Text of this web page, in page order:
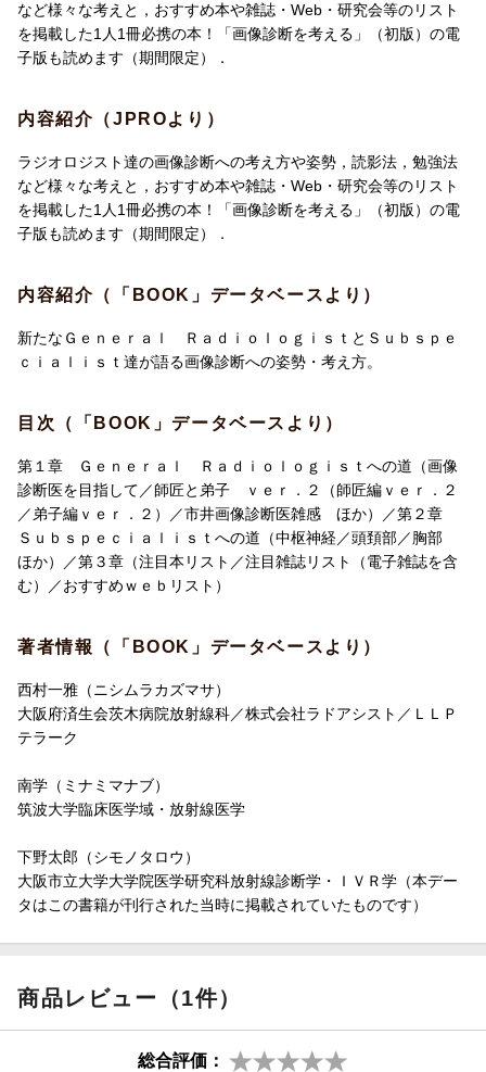
など様々な考えと，おすすめ本や雑誌・Web・研究会等のリスト
を掲載した1人1冊必携の本！「画像診断を考える」（初版）の電
子版も読めます（期間限定）．
内容紹介（JPROより）
ラジオロジスト達の画像診断への考え方や姿勢，読影法，勉強法
など様々な考えと，おすすめ本や雑誌・Web・研究会等のリスト
を掲載した1人1冊必携の本！「画像診断を考える」（初版）の電
子版も読めます（期間限定）．
内容紹介（「BOOK」データベースより）
新たなＧｅｎｅｒａｌ ＲａｄｉｏｌｏｇｉｓｔとＳｕｂｓｐｅ
ｃｉａｌｉｓｔ達が語る画像診断への姿勢・考え方。
目次（「BOOK」データベースより）
第１章 Ｇｅｎｅｒａｌ Ｒａｄｉｏｌｏｇｉｓｔへの道（画像
診断医を目指して／師匠と弟子 ｖｅｒ．２（師匠編ｖｅｒ．２
／弟子編ｖｅｒ．２）／市井画像診断医雑感 ほか）／第２章
Ｓｕｂｓｐｅｃｉａｌｉｓｔへの道（中枢神経／頭頚部／胸部
ほか）／第３章（注目本リスト／注目雑誌リスト（電子雑誌を含
む）／おすすめｗｅｂリスト）
著者情報（「BOOK」データベースより）
西村一雅（ニシムラカズマサ）
大阪府済生会茨木病院放射線科／株式会社ラドアシスト／ＬＬＰ
テラーク
南学（ミナミマナブ）
筑波大学臨床医学域・放射線医学
下野太郎（シモノタロウ）
大阪市立大学大学院医学研究科放射線診断学・ＩＶＲ学（本デー
タはこの書籍が刊行された当時に掲載されていたものです）
商品レビュー（1件）
総合評価：